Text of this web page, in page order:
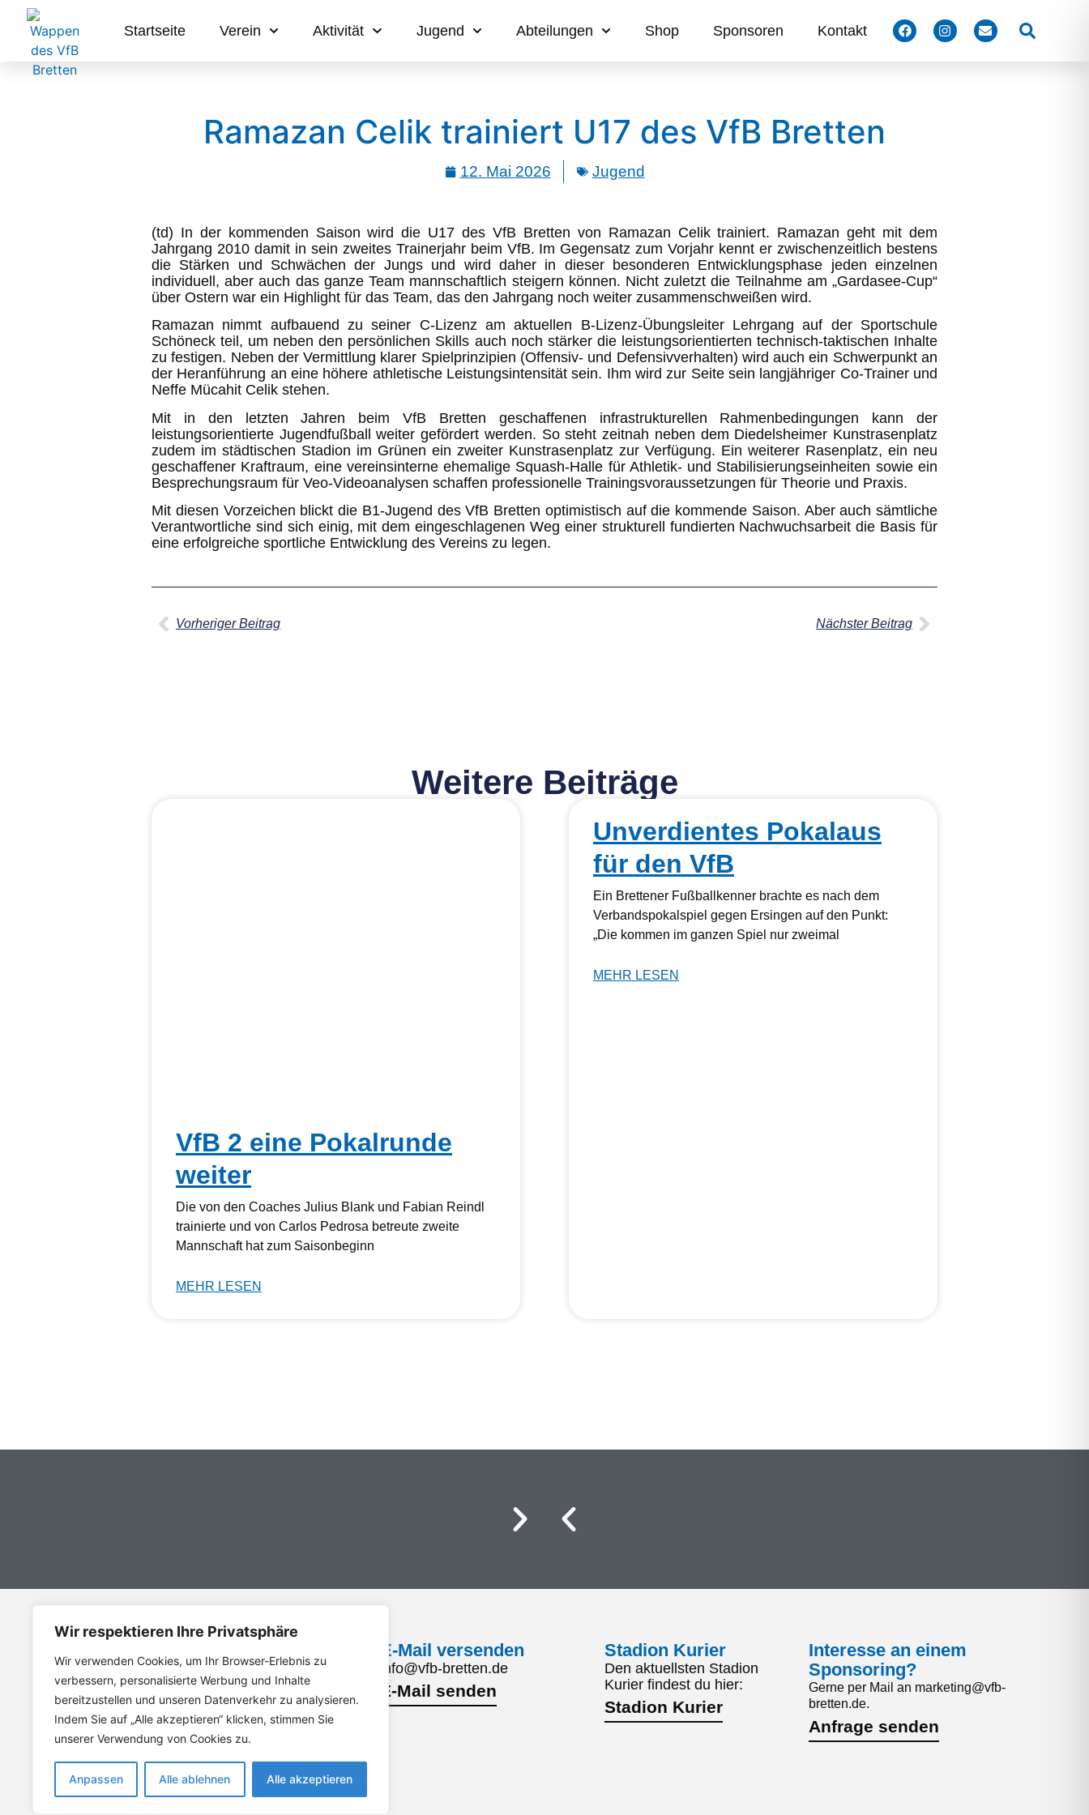
Wir respektieren Ihre Privatsphäre
Wir verwenden Cookies, um Ihr Browser-Erlebnis zu
verbessern, personalisierte Werbung und Inhalte
bereitzustellen und unseren Datenverkehr zu analysieren.
Indem Sie auf „Alle akzeptieren“ klicken, stimmen Sie
unserer Verwendung von Cookies zu.
Anpassen Alle ablehnen Alle akzeptieren
Startseite Verein Aktivität Jugend Abteilungen Shop Sponsoren Kontakt Suchen
Ramazan Celik trainiert U17 des VfB Bretten
12. Mai 2026 Jugend
(td) In der kommenden Saison wird die U17 des VfB Bretten von Ramazan Celik trainiert. Ramazan geht mit dem
Jahrgang 2010 damit in sein zweites Trainerjahr beim VfB. Im Gegensatz zum Vorjahr kennt er zwischenzeitlich bestens
die Stärken und Schwächen der Jungs und wird daher in dieser besonderen Entwicklungsphase jeden einzelnen
individuell, aber auch das ganze Team mannschaftlich steigern können. Nicht zuletzt die Teilnahme am „Gardasee-Cup“
über Ostern war ein Highlight für das Team, das den Jahrgang noch weiter zusammenschweißen wird.
Ramazan nimmt aufbauend zu seiner C-Lizenz am aktuellen B-Lizenz-Übungsleiter Lehrgang auf der Sportschule
Schöneck teil, um neben den persönlichen Skills auch noch stärker die leistungsorientierten technisch-taktischen Inhalte
zu festigen. Neben der Vermittlung klarer Spielprinzipien (Offensiv- und Defensivverhalten) wird auch ein Schwerpunkt an
der Heranführung an eine höhere athletische Leistungsintensität sein. Ihm wird zur Seite sein langjähriger Co-Trainer und
Neffe Mücahit Celik stehen.
Mit in den letzten Jahren beim VfB Bretten geschaffenen infrastrukturellen Rahmenbedingungen kann der
leistungsorientierte Jugendfußball weiter gefördert werden. So steht zeitnah neben dem Diedelsheimer Kunstrasenplatz
zudem im städtischen Stadion im Grünen ein zweiter Kunstrasenplatz zur Verfügung. Ein weiterer Rasenplatz, ein neu
geschaffener Kraftraum, eine vereinsinterne ehemalige Squash-Halle für Athletik- und Stabilisierungseinheiten sowie ein
Besprechungsraum für Veo-Videoanalysen schaffen professionelle Trainingsvoraussetzungen für Theorie und Praxis.
Mit diesen Vorzeichen blickt die B1-Jugend des VfB Bretten optimistisch auf die kommende Saison. Aber auch sämtliche
Verantwortliche sind sich einig, mit dem eingeschlagenen Weg einer strukturell fundierten Nachwuchsarbeit die Basis für
eine erfolgreiche sportliche Entwicklung des Vereins zu legen.
Vorheriger Beitrag Nächster Beitrag
Weitere Beiträge
VfB 2 eine Pokalrunde
weiter
Die von den Coaches Julius Blank und Fabian Reindl
trainierte und von Carlos Pedrosa betreute zweite
Mannschaft hat zum Saisonbeginn
MEHR LESEN
Unverdientes Pokalaus
für den VfB
Ein Brettener Fußballkenner brachte es nach dem
Verbandspokalspiel gegen Ersingen auf den Punkt:
„Die kommen im ganzen Spiel nur zweimal
MEHR LESEN
VfB Bretten 1908 e.V.
Willi-Hesselbacher-Weg 3
75015 Bretten
E-Mail versenden
info@vfb-bretten.de
E-Mail senden
Stadion Kurier
Den aktuellsten Stadion
Kurier findest du hier:
Stadion Kurier
Interesse an einem
Sponsoring?
Gerne per Mail an marketing@vfb-
bretten.de.
Anfrage senden
Impressum Datenschutz Barrierefreiheit